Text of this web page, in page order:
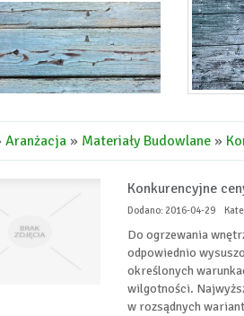
Aranżacja » Materiały Budowlane »
Konkurencyjne
Dodano: 2016-04-29
Do ogrzewania
odpowiednio
określonych
wilgotności.
w rozsądnych